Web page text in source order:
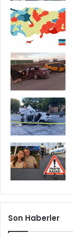
Son Haberler